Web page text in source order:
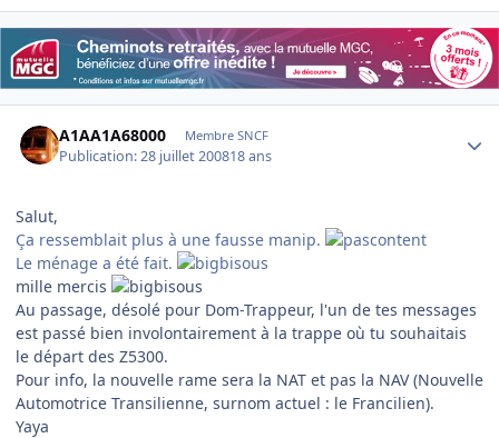
A1AA1A68000 Membre SNCF
Publication:28 juillet 200818 ans
Salut,
Ça ressemblait plus à une fausse manip.
Le ménage a été fait.
mille mercis
Au passage, désolé pour Dom-Trappeur, l'un de tes messages
est passé bien involontairement à la trappe où tu souhaitais
le départ des Z5300.
Pour info, la nouvelle rame sera la NAT et pas la NAV (Nouvelle
Automotrice Transilienne, surnom actuel : le Francilien).
Yaya